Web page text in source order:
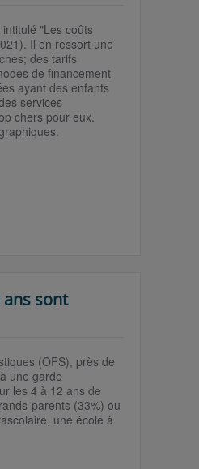
intitulé "Les coûts
Il en ressort une
des tarifs
de financement
ayant des enfants
services
chers pour eux.
ans sont
(OFS), près de
une garde
les 4 à 12 ans de
parents (33%) ou
une école à